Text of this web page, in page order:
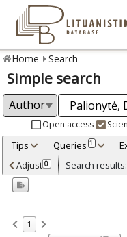
Home Search
Simple search
Open access
Tips Queries 1
Adjusted by criteria 0
Year
Refine
Open access
Adjust 0 Search results:
1